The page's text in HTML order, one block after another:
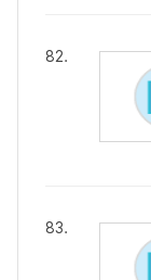
82.
83.